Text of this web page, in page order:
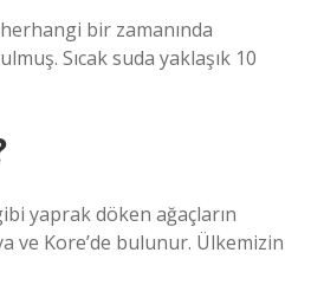
bir zamanında
Sıcak suda yaklaşık 10
yaprak döken ağaçların
ve Kore’de bulunur. Ülkemizin